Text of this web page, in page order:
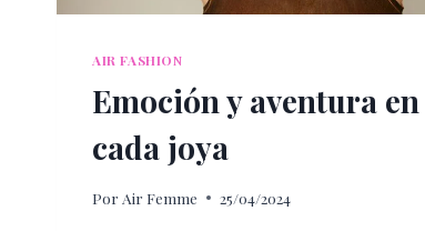
AIR FASHION
Emoción y aventura en
cada joya
Por Air Femme 25/04/2024